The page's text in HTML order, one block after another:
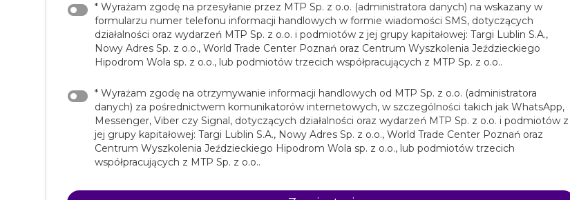
* Wyrażam zgodę na przesyłanie przez MTP Sp. z o.o. (administratora danych) na wskazany w
formularzu numer telefonu informacji handlowych w formie wiadomości SMS, dotyczących
działalności oraz wydarzeń MTP Sp. z o.o. i podmiotów z jej grupy kapitałowej: Targi Lublin S.A.,
Nowy Adres Sp. z o.o., World Trade Center Poznań oraz Centrum Wyszkolenia Jeździeckiego
Hipodrom Wola sp. z o.o., lub podmiotów trzecich współpracujących z MTP Sp. z o.o..
* Wyrażam zgodę na otrzymywanie informacji handlowych od MTP Sp. z o.o. (administratora
danych) za pośrednictwem komunikatorów internetowych, w szczególności takich jak WhatsApp,
Messenger, Viber czy Signal, dotyczących działalności oraz wydarzeń MTP Sp. z o.o. i podmiotów z
jej grupy kapitałowej: Targi Lublin S.A., Nowy Adres Sp. z o.o., World Trade Center Poznań oraz
Centrum Wyszkolenia Jeździeckiego Hipodrom Wola sp. z o.o., lub podmiotów trzecich
współpracujących z MTP Sp. z o.o..